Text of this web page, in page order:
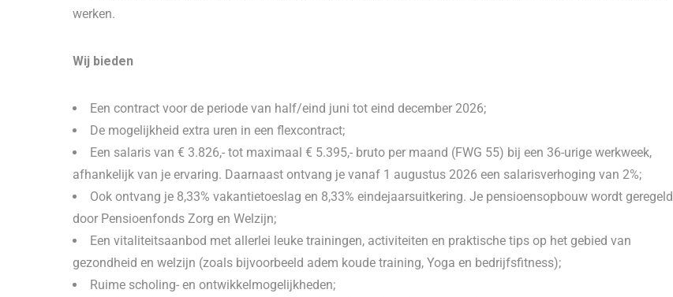
werken.
Wij bieden
Een contract voor de periode van half/eind juni tot eind december 2026;
De mogelijkheid extra uren in een flexcontract;
Een salaris van € 3.826,- tot maximaal € 5.395,- bruto per maand (FWG 55) bij een 36-urige werkweek,
afhankelijk van je ervaring. Daarnaast ontvang je vanaf 1 augustus 2026 een salarisverhoging van 2%;
Ook ontvang je 8,33% vakantietoeslag en 8,33% eindejaarsuitkering. Je pensioensopbouw wordt geregeld
door Pensioenfonds Zorg en Welzijn;
Een vitaliteitsaanbod met allerlei leuke trainingen, activiteiten en praktische tips op het gebied van
gezondheid en welzijn (zoals bijvoorbeeld adem koude training, Yoga en bedrijfsfitness);
Ruime scholing- en ontwikkelmogelijkheden;